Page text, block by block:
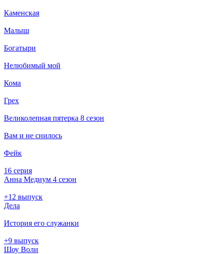
Каменская
Малыш
Богатыри
Нелюбимый мой
Кома
Грех
Великолепная пятерка 8 сезон
Вам и не снилось
Фейк
16 серия
Анна Медиум 4 сезон
+12 выпуск
Дела
История его служанки
+9 выпуск
Шоу Воли